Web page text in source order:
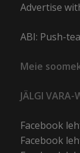
Advertise
ABI: Push-
Meie
JÄLGI VARA-
Facebook
Facebook